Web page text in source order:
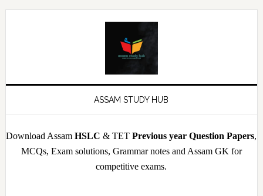
Skip
Skip
Skip
Skip
ASSAM STUDY HUB
Download AssamHSLC & TETPrevious year Question Papers,
MCQs, Exam solutions, Grammar notes and Assam GK for
competitive exams.